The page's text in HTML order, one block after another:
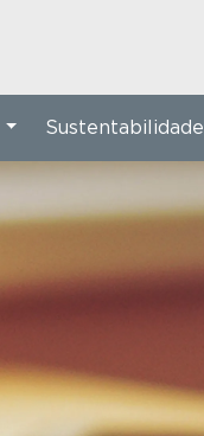
Sustentabilidade